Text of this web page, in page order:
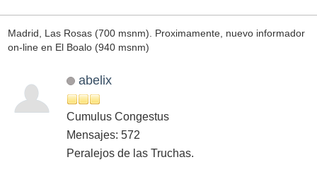
Madrid, Las Rosas (700 msnm). Proximamente, nuevo informador
on-line en El Boalo (940 msnm)
abelix
Cumulus Congestus
Mensajes: 572
Peralejos de las Truchas.